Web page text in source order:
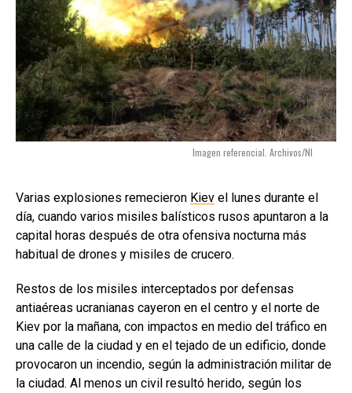
Imagen referencial. Archivos/NI
Varias explosiones remecieron Kiev el lunes durante el
día, cuando varios misiles balísticos rusos apuntaron a la
capital horas después de otra ofensiva nocturna más
habitual de drones y misiles de crucero.
Restos de los misiles interceptados por defensas
antiaéreas ucranianas cayeron en el centro y el norte de
Kiev por la mañana, con impactos en medio del tráfico en
una calle de la ciudad y en el tejado de un edificio, donde
provocaron un incendio, según la administración militar de
la ciudad. Al menos un civil resultó herido, según los